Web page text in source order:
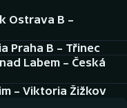
Ostrava B –
Praha B – Třinec
Labem – Česká
– Viktoria Žižkov